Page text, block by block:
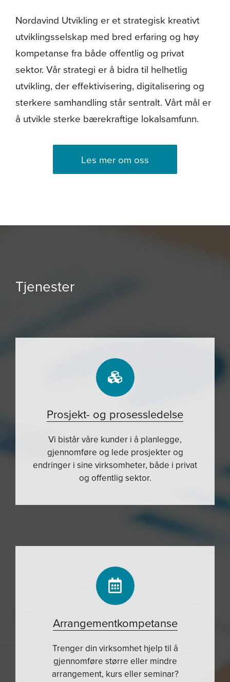
Nordavind Utvikling er et strategisk kreativt
utviklingsselskap med bred erfaring og høy
kompetanse fra både offentlig og privat
sektor. Vår strategi er å bidra til helhetlig
utvikling, der effektivisering, digitalisering og
sterkere samhandling står sentralt. Vårt mål er
å utvikle sterke bærekraftige lokalsamfunn.
Les mer om oss
Tjenester
Prosjekt- og prosessledelse
Vi bistår våre kunder i å planlegge,
gjennomføre og lede prosjekter og
endringer i sine virksomheter, både i privat
og offentlig sektor.
Arrangementkompetanse
Trenger din virksomhet hjelp til å
gjennomføre større eller mindre
arrangement, kurs eller seminar?